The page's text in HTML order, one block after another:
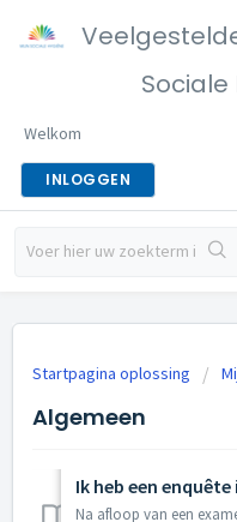
Sociale
Welkom
INLOGGEN
Startpagina oplossing
Algemeen
Ik heb een